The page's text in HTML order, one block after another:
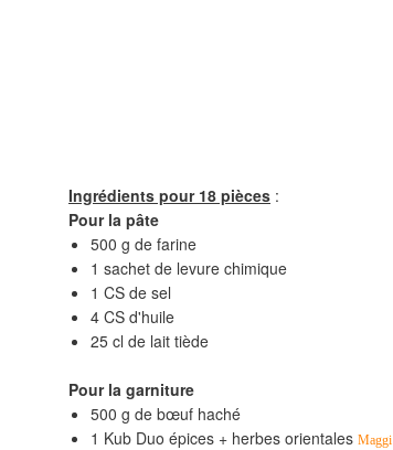
Ingrédients pour 18 pièces :
Pour la pâte
500 g de farine
1 sachet de levure chimique
1 CS de sel
4 CS d'huile
25 cl de lait tiède
Pour la garniture
500 g de bœuf haché
1 Kub Duo épices + herbes orientales Maggi